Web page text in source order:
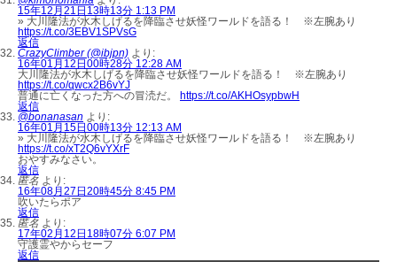
15年12月21日13時13分 1:13 PM
» 大川隆法が水木しげるを降臨させ妖怪ワールドを語る！ ※左腕あり
https://t.co/3EBV1SPVsG
返信
CrazyClimber (@ibjpn) より:
16年01月12日00時28分 12:28 AM
大川隆法が水木しげるを降臨させ妖怪ワールドを語る！ ※左腕あり
https://t.co/qwcx2B6vYJ
普通に亡くなった方への冒涜だ。 https://t.co/AKHOsypbwH
返信
@bonanasan より:
16年01月15日00時13分 12:13 AM
» 大川隆法が水木しげるを降臨させ妖怪ワールドを語る！ ※左腕あり
https://t.co/xT2Q6vYXrF
おやすみなさい。
返信
匿名 より:
16年08月27日20時45分 8:45 PM
吹いたらポア
返信
匿名 より:
17年02月12日18時07分 6:07 PM
守護霊やからセーフ
返信